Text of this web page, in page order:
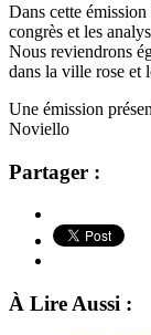
Dans cette
congrès et les
Nous reviendrons
dans la ville rose et
Une émission
Noviello
Partager :
À Lire Aussi :